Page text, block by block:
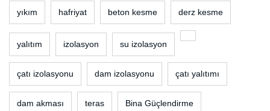
yıkım hafriyat beton kesme derz kesme
yalıtım izolasyon su izolasyon
çatı izolasyonu dam izolasyonu çatı yalıtımı
dam akması teras Bina Güçlendirme